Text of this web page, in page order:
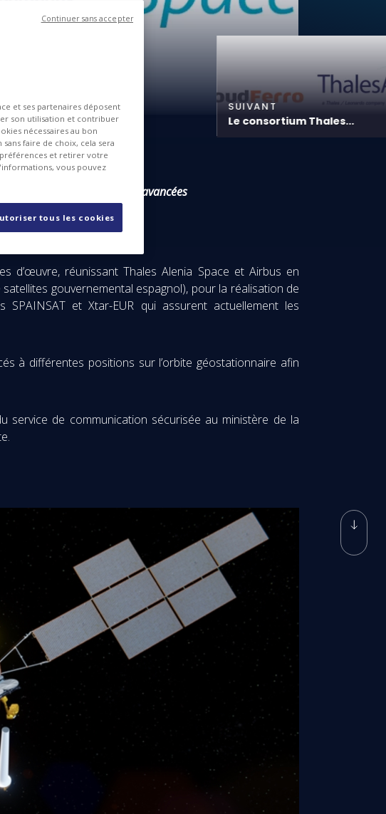
SUIVANT
Le consortium Thales...
des technologies les plus avancées
d’œuvre, réunissant Thales Alenia Space et Airbus en
gouvernemental espagnol), pour la réalisation de
et Xtar-EUR qui assurent actuellement les
à différentes positions sur l’orbite géostationnaire afin
service de communication sécurisée au ministère de la
et ses partenaires déposent
son utilisation et contribuer
nécessaires au bon
faire de choix, cela sera
et retirer votre
vous pouvez
tous les cookies
Continuer sans accepter